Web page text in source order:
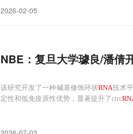
2026-02-05
NBE：复旦大学璩良/潘倩
该研究开发了一种碱基修饰环状RNA技术
定性和低免疫原性优势，显著提升了circ